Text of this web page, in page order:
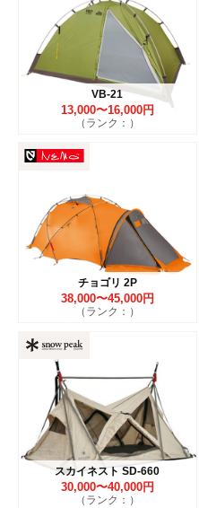
VB-21
13,000〜16,000円
（ランク：）
チョゴリ 2P
38,000〜45,000円
（ランク：）
スカイネスト SD-660
30,000〜40,000円
（ランク：）